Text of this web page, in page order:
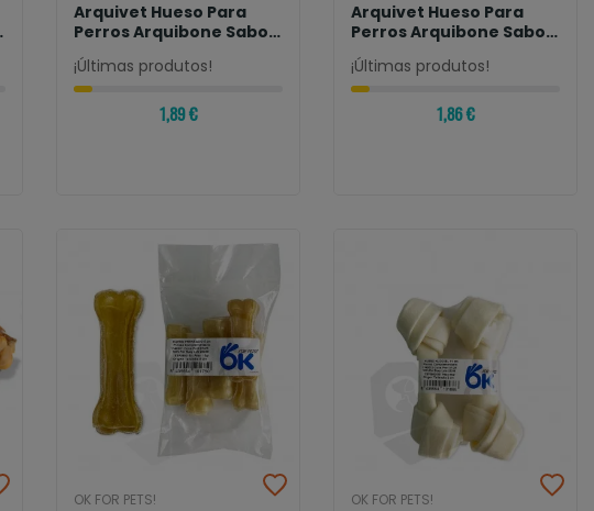
Arquivet Hueso Para
Perros Arquibone Sabor
Bacon
¡Últimas produtos!
1,89 €
Arquivet Hueso Para
Perros Arquibone Sabor
Queso
¡Últimas produtos!
1,86 €
OK FOR PETS! OK FOR PETS!